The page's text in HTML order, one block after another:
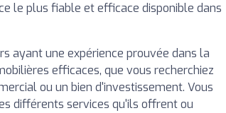
le plus fiable et efficace disponible dans
ayant une expérience prouvée dans la
efficaces, que vous recherchiez
ou un bien d'investissement. Vous
différents services qu'ils offrent ou